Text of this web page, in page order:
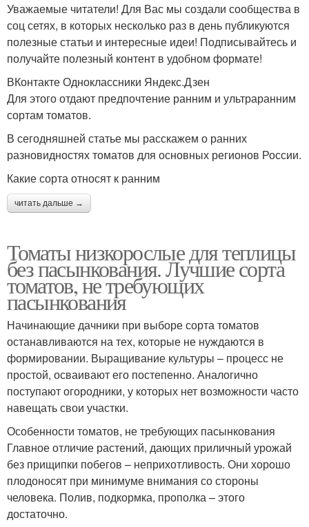
Уважаемые читатели! Для Вас мы создали сообщества в
соц сетях, в которых несколько раз в день публикуются
полезные статьи и интересные идеи! Подписывайтесь и
получайте полезный контент в удобном формате!
ВКонтакте Одноклассники Яндекс.Дзен
Для этого отдают предпочтение ранним и ультраранним
сортам томатов.
В сегодняшней статье мы расскажем о ранних
разновидностях томатов для основных регионов России.
Какие сорта относят к ранним
читать дальше →
Томаты низкорослые для теплицы
без пасынкования. Лучшие сорта
томатов, не требующих
пасынкования
Начинающие дачники при выборе сорта томатов
останавливаются на тех, которые не нуждаются в
формировании. Выращивание культуры – процесс не
простой, осваивают его постепенно. Аналогично
поступают огородники, у которых нет возможности часто
навещать свои участки.
Особенности томатов, не требующих пасынкования
Главное отличие растений, дающих приличный урожай
без прищипки побегов – неприхотливость. Они хорошо
плодоносят при минимуме внимания со стороны
человека. Полив, подкормка, прополка – этого
достаточно.